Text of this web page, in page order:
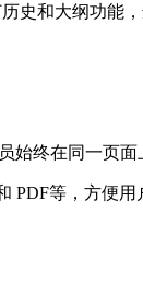
史和大纲功能
始终在同一页面
PDF等，方便